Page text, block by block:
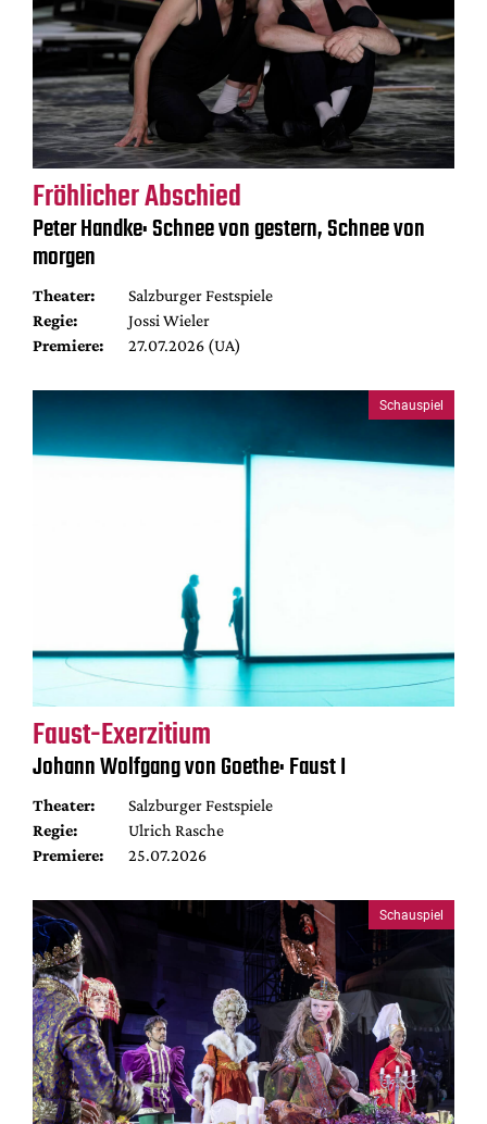
Fröhlicher Abschied
Peter Handke: Schnee von gestern, Schnee von
morgen
Theater:
Salzburger Festspiele
Regie:
Jossi Wieler
Premiere:
27.07.2026 (UA)
Schauspiel
Faust-Exerzitium
Johann Wolfgang von Goethe: Faust I
Theater:
Salzburger Festspiele
Regie:
Ulrich Rasche
Premiere:
25.07.2026
Schauspiel